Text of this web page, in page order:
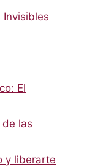
Invisibles
El
las
y liberarte